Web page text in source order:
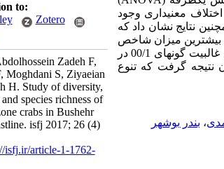
معنی­داری وجود
نتایج نشان داد که
916/1 در ایستگاه شماره 3 در فصل گرم، بیشترین میزان شاخص
غنای گونه­ای مارگالف 454/4 در ایستگاه شماره 3 در فصل گرم و بیشترین میزان شاخص غالبیت گونه­ای 00/1 در
نتیجه گرفت که تنوع
، بندر بوشهر
to:
Zotero
Zadeh F,
Moghdani S, Ziyaeian
H. Study of diversity,
species richness of
crabs in Bushehr
isfj 2017; 26 (4)
isfj.ir/article-1-1762-